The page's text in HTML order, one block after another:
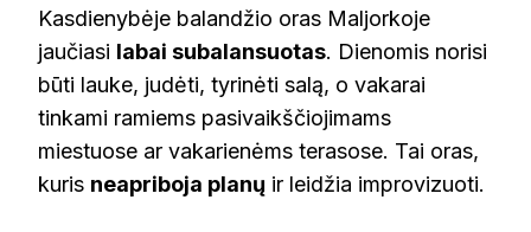
Kasdienybėje balandžio oras Maljorkoje
jaučiasi labai subalansuotas. Dienomis norisi
būti lauke, judėti, tyrinėti salą, o vakarai
tinkami ramiems pasivaikščiojimams
miestuose ar vakarienėms terasose. Tai oras,
kuris neapriboja planų ir leidžia improvizuoti.